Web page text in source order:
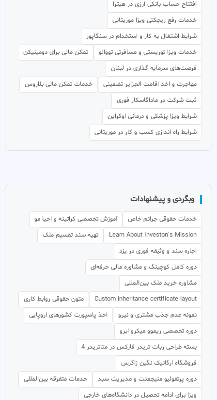
افتتاح حساب بانکی ارزی در هیترا
خدمات رفع ریجکتی ویزا موریتانی
شرایط اشتغال به کار و استخدام در سنگاپور
خدمات ویزا توریستی و مسافرتی تووالو
تمکن مالی برای دومینیکن
فرصت‌های سرمایه گذاری در لبنان
مهاجرت و اخذ اقامت الجزایر تضمینی
خدمات تمکن مالی بلاروس
ثبت شرکت در ماداگاسکار فوری
شرایط ویزا پزشکی و درمانی اوکراین
شرایط راه اندازی کسب و کار در موریتانی
وبگردی و پیشنهادات
خدمات حقوقی جرائم خاص
آموزش تخصصی کراتینه و احیا مو
Learn About Investon’s Mission
تهیه سند تقسیم ملک
اجاره سند و وثیقه فوری در یزد
دوره کامل کوچینگ و مشاوره مالی حرفه‌ای
مشاوره خرید ملک بین‌المللی
Custom inheritance certificate layout
متون حقوقی روابط کاری
نمونه عدم جذب مشتری و نیرو
اخذ پاسپورت کشورهای اروپایی
دوره تخصصی ریموو میکرو ابرو
بسته طراحی ربات تریدر فارکس در متاتریدر 4
فروشگاه ارگانیک نگین زاگرس
دوره پرتفولیو منیجمنت و مدیریت سبد
خدمات متفرقه بین‌المللی
ویزا برای ادامه تحصیل در دانشگاه‌های خارجی